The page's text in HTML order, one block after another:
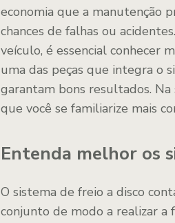
economia que a manutenção
chances de falhas ou
veículo, é essencial conhecer
uma das peças que integra o
garantam bons resultados.
que você se familiarize mais
Entenda melhor os
O sistema de freio a disco
conjunto de modo a realizar a